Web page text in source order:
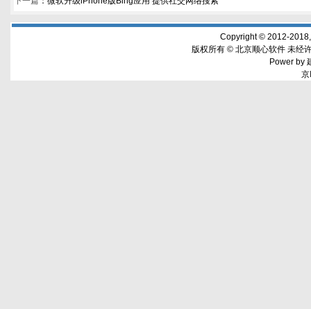
Copyright © 2012-
版权所有 © 北京顺心软件 未经
Power by